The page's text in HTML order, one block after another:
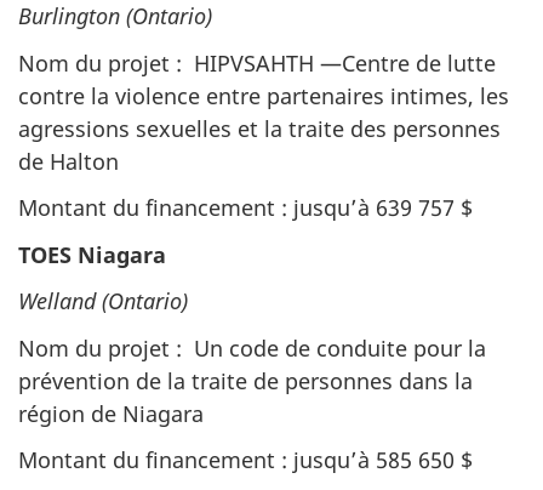
Burlington (Ontario)
Nom du projet : HIPVSAHTH —Centre de lutte
contre la violence entre partenaires intimes, les
agressions sexuelles et la traite des personnes
de Halton
Montant du financement : jusqu’à 639 757 $
TOES Niagara
Welland (Ontario)
Nom du projet : Un code de conduite pour la
prévention de la traite de personnes dans la
région de Niagara
Montant du financement : jusqu’à 585 650 $